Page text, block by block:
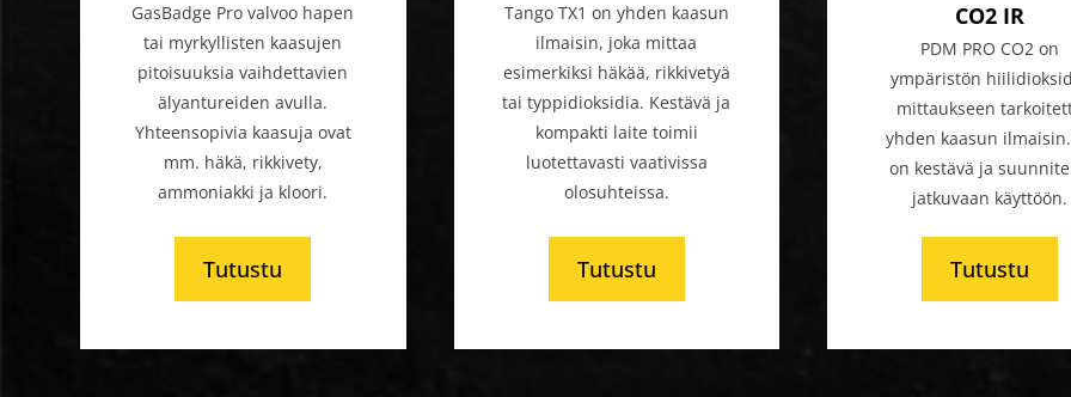
GasBadge Pro valvoo hapen
tai myrkyllisten kaasujen
pitoisuuksia vaihdettavien
älyantureiden avulla.
Yhteensopivia kaasuja ovat
mm. häkä, rikkivety,
ammoniakki ja kloori.
Tutustu
Tango TX1 on yhden kaasun
ilmaisin, joka mittaa
esimerkiksi häkää, rikkivetyä
tai typpidioksidia. Kestävä ja
kompakti laite toimii
luotettavasti vaativissa
olosuhteissa.
Tutustu
CO2 IR
PDM PRO CO2 on
ympäristön
mittaukseen
yhden kaasun
on kestävä ja
jatkuvaan käyttöön.
Tutustu